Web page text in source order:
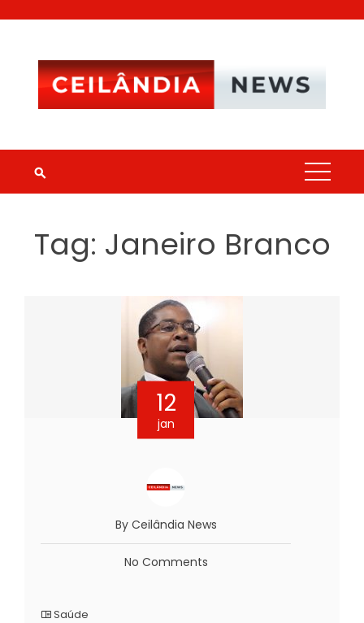
Tag: Janeiro Branco
12
jan
By Ceilândia News
No Comments
Saúde